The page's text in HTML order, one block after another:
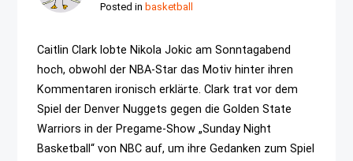
Posted in basketball
Caitlin Clark lobte Nikola Jokic am Sonntagabend
hoch, obwohl der NBA-Star das Motiv hinter ihren
Kommentaren ironisch erklärte. Clark trat vor dem
Spiel der Denver Nuggets gegen die Golden State
Warriors in der Pregame-Show „Sunday Night
Basketball“ von NBC auf, um ihre Gedanken zum Spiel